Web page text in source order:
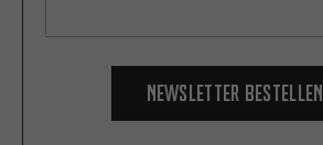
Newsletter bestellen